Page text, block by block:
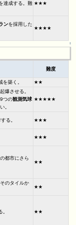
達成する。難 ★★★
ンを採用した
★★★★
↑
難度
築く。 ★★
爆させる。
つの観測気球
。
★★★★★
る。 ★★★
★★★
都市にさら
★★
のタイルか
★★
★★